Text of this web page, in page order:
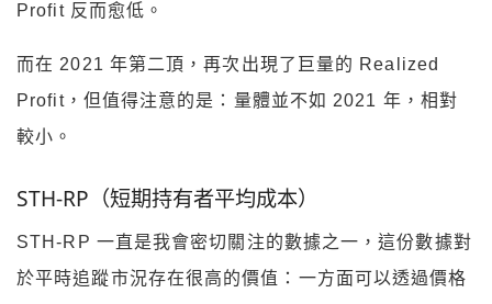
Profit 反而愈低。
而在 2021 年第二頂，再次出現了巨量的 Realized
Profit， 但值得注意的是：量體並不如 2021 年，相對
較小。
STH-RP（短期持有者平均成本）
STH-RP 一直是我會密切關注的數據之一，這份數據對
於平時追蹤市況存在很高的價值： 一方面可以透過價格